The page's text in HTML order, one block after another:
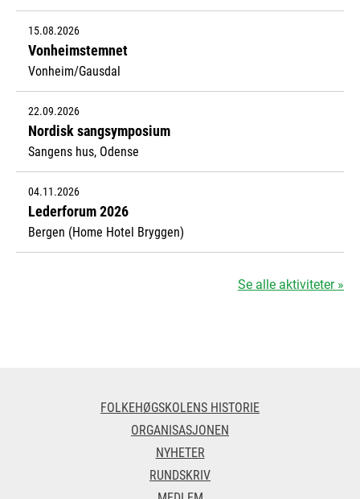
15.08.2026
Vonheimstemnet
Vonheim/Gausdal
22.09.2026
Nordisk sangsymposium
Sangens hus, Odense
04.11.2026
Lederforum 2026
Bergen (Home Hotel Bryggen)
Se alle aktiviteter »
FOLKEHØGSKOLENS HISTORIE
ORGANISASJONEN
NYHETER
RUNDSKRIV